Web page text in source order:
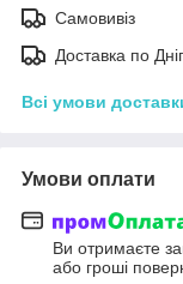
Самовивіз
Доставка по
Всі умови
Умови оплати
Ви отримаєте
або гроші